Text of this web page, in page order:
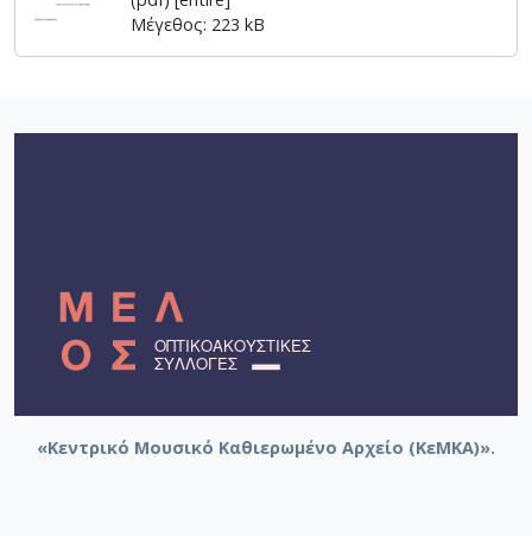
Μέγεθος: 223 kB
«Κεντρικό Μουσικό Καθιερωμένο Αρχείο (ΚεΜΚΑ)».